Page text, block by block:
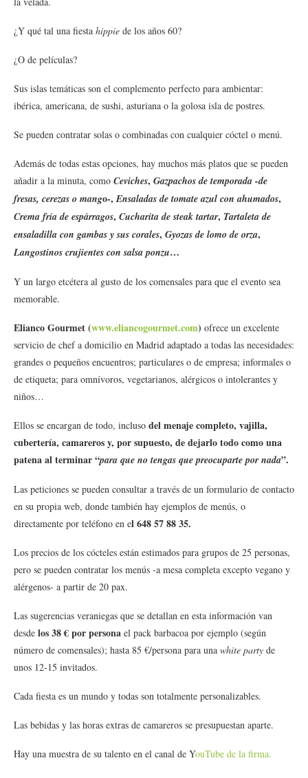
¿Y qué tal una fiesta hippie de los años 60?
¿O de películas?
Sus islas temáticas son el complemento perfecto para ambientar:
ibérica, americana, de sushi, asturiana o la golosa isla de postres.
Se pueden contratar solas o combinadas con cualquier cóctel o menú.
Además de todas estas opciones, hay muchos más platos que se pueden
añadir a la minuta, como Ceviches, Gazpachos de temporada -de
fresas, cerezas o mango-,Ensaladas de tomate azul con ahumados,
Crema fría de espárragos, Cucharita de steak tartar, Tartaleta de
ensaladilla con gambas y sus corales, Gyozas de lomo de orza,
Langostinos crujientes con salsa ponzu…
Y un largo etcétera al gusto de los comensales para que el evento sea
memorable.
Elianco Gourmet(www.eliancogourmet.com) ofrece un excelente
servicio de chef a domicilio en Madrid adaptado a todas las necesidades:
grandes o pequeños encuentros; particulares o de empresa; informales o
de etiqueta; para omnívoros, vegetarianos, alérgicos o intolerantes y
niños…
Ellos se encargan de todo, incluso del menaje completo, vajilla,
cubertería, camareros y, por supuesto, de dejarlo todo como una
patena al terminar “para que no tengas que preocuparte por nada”.
Las peticiones se pueden consultar a través de un formulario de contacto
en su propia web, donde también hay ejemplos de menús, o
directamente por teléfono en el 648 57 88 35.
Los precios de los cócteles están estimados para grupos de 25 personas,
pero se pueden contratar los menús -a mesa completa excepto vegano y
alérgenos- a partir de 20 pax.
Las sugerencias veraniegas que se detallan en esta información van
desde los 38 € por persona el pack barbacoa por ejemplo (según
número de comensales); hasta 85 €/persona para una white party de
unos 12-15 invitados.
Cada fiesta es un mundo y todas son totalmente personalizables.
Las bebidas y las horas extras de camareros se presupuestan aparte.
Hay una muestra de su talento en el canal de YouTube de la firma.